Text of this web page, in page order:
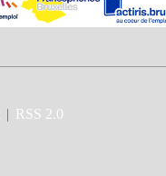
| RSS 2.0